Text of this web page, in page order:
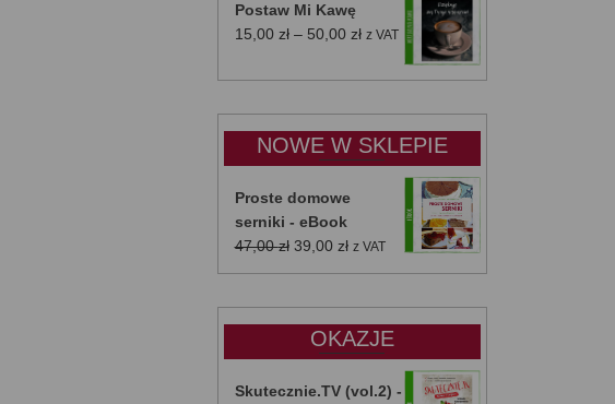
Postaw Mi Kawę
15,00 zł – 50,00 złZakres
od
do
50,00 zł
z VAT
NOWE W SKLEPIE
Proste domowe
serniki - eBook
47,00zł Pierwotna
cena
39,00 złAktualna
cena
z VAT
OKAZJE
Skutecznie.TV (vol.2) -